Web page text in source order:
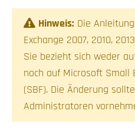
Hinweis: Die
Exchange 2007, 2010,
Sie bezieht sich weder
noch auf Microsoft Small
(SBF). Die Änderung
Administratoren